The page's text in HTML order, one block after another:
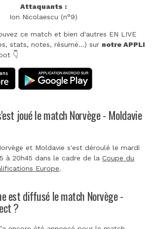
Attaquants :
Ion Nicolaescu (n°9)
ce match et bien d'autres EN LIVE
stats, notes, résumé...) sur notre APPLI
👇
joué le match Norvège - Moldavie
et Moldavie s'est déroulé le mardi
à 20h45 dans le cadre de la Coupe du
Europe.
est diffusé le match Norvège -
?